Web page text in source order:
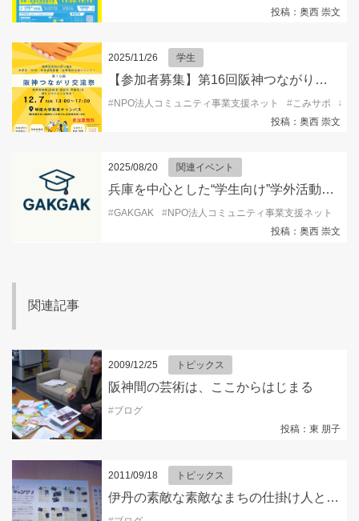
投稿：奥西 崇文
2025/11/26 学生
【参加者募集】第16回阪神つながり交流祭2025
#NPO法人コミュニティ事業支援ネット #こみサポ #
投稿：奥西 崇文
2025/08/20 関連イベント
兵庫を中心とした“学生向け”学外活動情報を発信するSNSアカウント『GAKGAK 』開設！
#GAKGAK #NPO法人コミュニティ事業支援ネット
投稿：奥西 崇文
関連記事
2009/12/25 トピックス
阪神間の芸術は、ここからはじまる
#ブログ
投稿：東 朋子
2011/09/18 トピックス
伊丹の素敵な素敵なまちの仕掛け人と、学生がであうぅの話